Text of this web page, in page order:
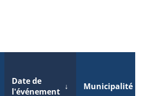
Date de
l'événement ↓ Municipalité